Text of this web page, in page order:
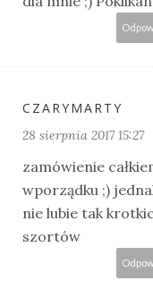
CZARYMARTY
28 sierpnia 2017 15:27
zamówienie
wporządku ;)
nie lubie tak
szortów